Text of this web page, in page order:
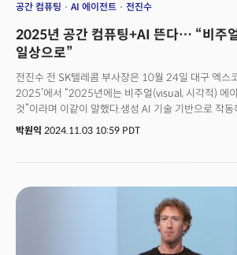
공간 컴퓨팅 AI 에이전트 전진수
2025년 공간 컴퓨팅+AI 뜬다… “비주
일상으로”
전진수 전 SK텔레콤 부사장은 10월 24일 대구 엑스
2025’에서 “2025년에는 비주얼(visual, 시각적) 에
것”이라며 이같이 말했다.생성 AI 기술 기반으로 작
컴퓨팅(Spatial Computing) 기술이 융합되며 영화
선보인 경험이 있다. SK텔레콤 재직 시에는 메타버스
개발을 진두지휘했고, 그 이전에는 삼성전자 무선사
모바일 소프트웨어를 개발한 기술 전문가다.
박원익 2024.11.03 10:59 PDT